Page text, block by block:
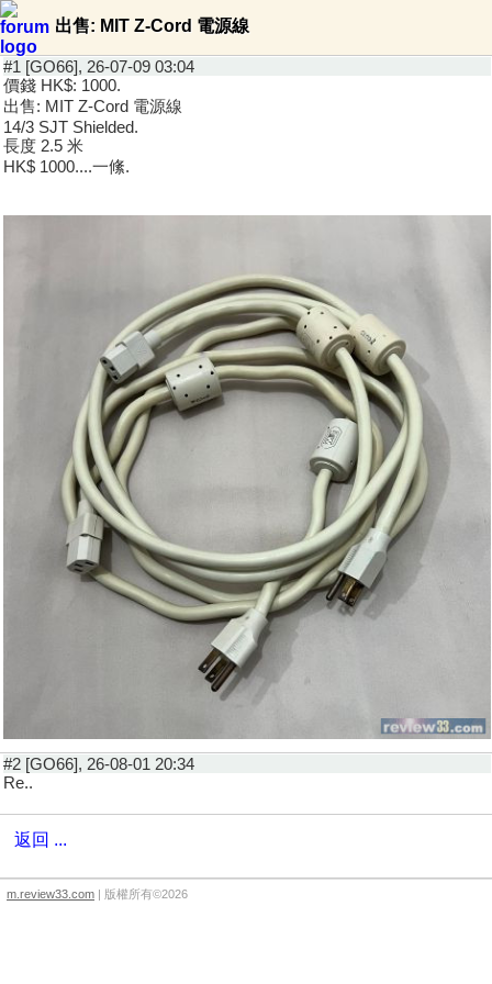
出售: MIT Z-Cord 電源線
#1 [GO66], 26-07-09 03:04
價錢 HK$: 1000.
出售: MIT Z-Cord 電源線
14/3 SJT Shielded.
長度 2.5 米
HK$ 1000....一絛.
#2 [GO66], 26-08-01 20:34
Re..
返回 ...
m.review33.com | 版權所有©2026